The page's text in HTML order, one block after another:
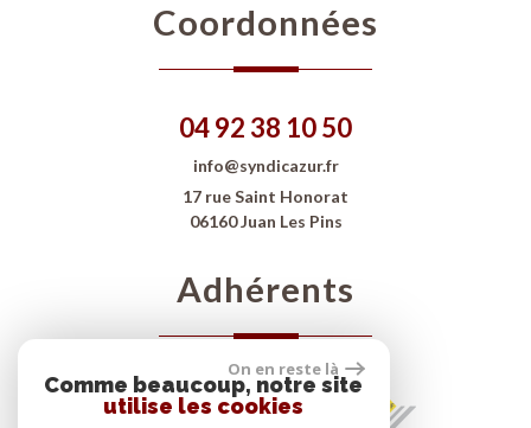
Coordonnées
04 92 38 10 50
info@syndicazur.fr
17 rue Saint Honorat
06160 Juan Les Pins
Adhérents
On en reste là
Comme beaucoup, notre site
utilise les cookies